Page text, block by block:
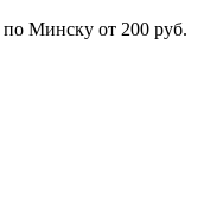
по Минску от 200 руб.